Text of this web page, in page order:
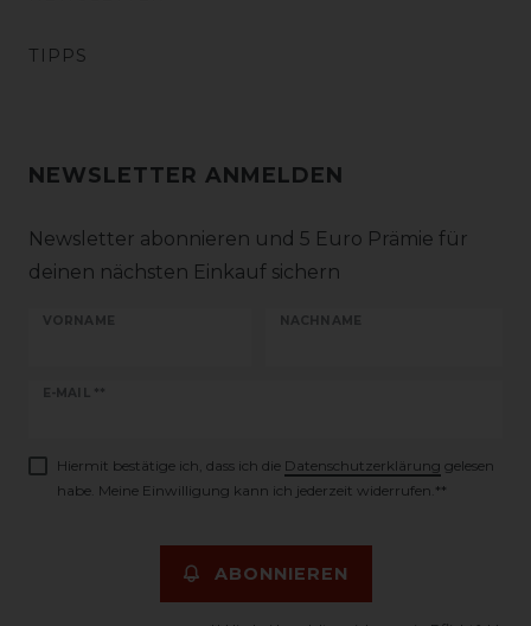
TIPPS
NEWSLETTER ANMELDEN
Newsletter abonnieren und 5 Euro Prämie für
deinen nächsten Einkauf sichern
VORNAME NACHNAME
E-MAIL **
Newsletter
Hiermit bestätige ich, dass ich die Daten­schutz­erklärung gelesen
habe. Meine Einwilligung kann ich jederzeit widerrufen.**
ABONNIEREN